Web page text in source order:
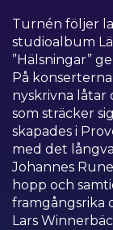
Turnén följer
studioalbum
”Hälsningar”
På
nyskrivna låtar
som sträcker
skapades i
med det
Johannes
hopp och
framgångsrika
Lars